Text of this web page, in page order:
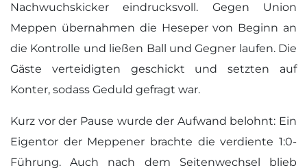
Nachwuchskicker eindrucksvoll. Gegen Union
Meppen übernahmen die Heseper von Beginn an
die Kontrolle und ließen Ball und Gegner laufen. Die
Gäste verteidigten geschickt und setzten auf
Konter, sodass Geduld gefragt war.
Kurz vor der Pause wurde der Aufwand belohnt: Ein
Eigentor der Meppener brachte die verdiente 1:0-
Führung. Auch nach dem Seitenwechsel blieb